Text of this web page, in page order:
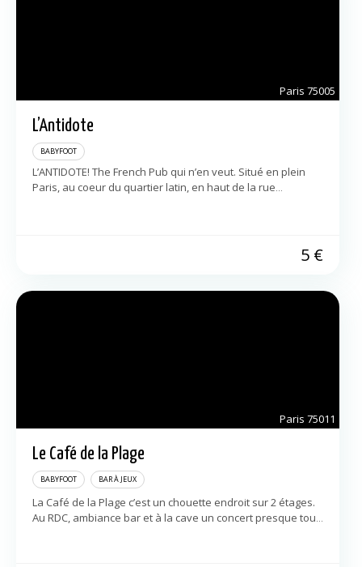
Paris 75005
L’Antidote
BABYFOOT
L’ANTIDOTE! The French Pub qui n’en veut. Situé en plein
Paris, au coeur du quartier latin, en haut de la rue
5 €
Paris 75011
Le Café de la Plage
BABYFOOT BAR À JEUX
La Café de la Plage c’est un chouette endroit sur 2 étages.
Au RDC, ambiance bar et à la cave un concert presque tous